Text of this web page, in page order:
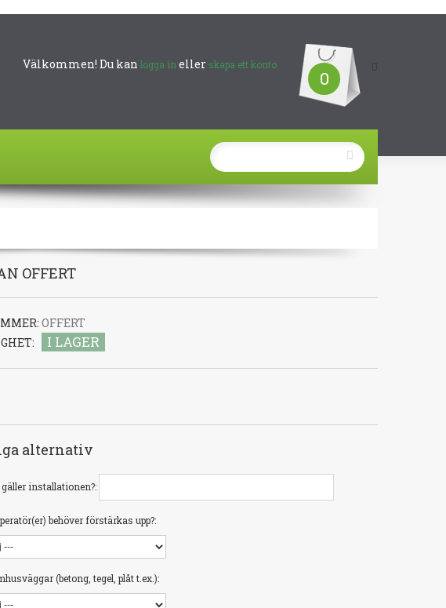
0
Välkommen! Du kan logga in eller skapa ett konto
OFFERT
OFFERT
I LAGER
alternativ
installationen?:
behöver förstärkas upp?:
(betong, tegel, plåt t.ex.):